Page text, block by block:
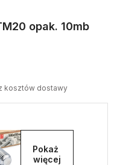
opak. 10mb
kosztów dostawy
Pokaż
więcej